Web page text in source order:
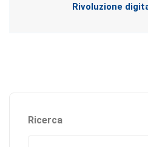
Rivoluzione
Ricerca